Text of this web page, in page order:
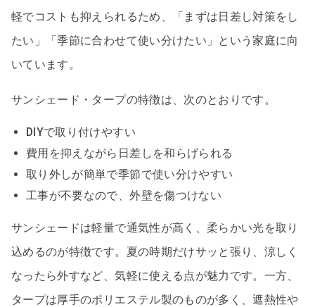
軽でコストも抑えられるため、「まずは日差し対策をし
たい」「季節に合わせて使い分けたい」という家庭に向
いています。
サンシェード・タープの特徴は、次のとおりです。
DIYで取り付けやすい
費用を抑えながら日差しを和らげられる
取り外しが簡単で季節で使い分けやすい
工事が不要なので、外壁を傷つけない
サンシェードは軽量で通気性が高く、柔らかい光を取り
込めるのが特徴です。夏の時期だけサッと張り、涼しく
なったら外すなど、気軽に使える点が魅力です。一方、
タープは厚手のポリエステル製のものが多く、遮熱性や